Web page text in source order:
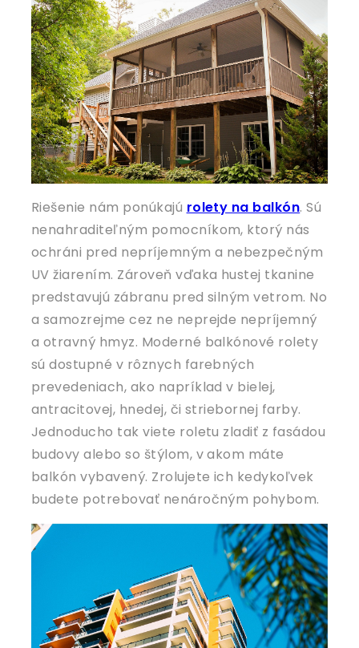
Riešenie nám ponúkajú rolety na balkón. Sú
nenahraditeľným pomocníkom, ktorý nás
ochráni pred nepríjemným a nebezpečným
UV žiarením. Zároveň vďaka hustej tkanine
predstavujú zábranu pred silným vetrom. No
a samozrejme cez ne neprejde nepríjemný
a otravný hmyz. Moderné balkónové rolety
sú dostupné v rôznych farebných
prevedeniach, ako napríklad v bielej,
antracitovej, hnedej, či striebornej farby.
Jednoducho tak viete roletu zladiť z fasádou
budovy alebo so štýlom, v akom máte
balkón vybavený. Zrolujete ich kedykoľvek
budete potrebovať nenáročným pohybom.